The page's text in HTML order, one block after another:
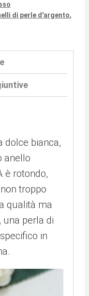
di perle d'argento,
dolce bianca,
anello
è rotondo,
troppo
qualità ma
una perla di
in